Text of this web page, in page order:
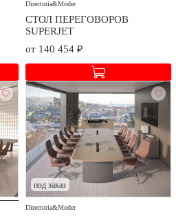
Directoria&Moder
СТОЛ ПЕРЕГОВОРОВ
SUPERJET
от 140 454 ₽
под заказ
Directoria&Moder